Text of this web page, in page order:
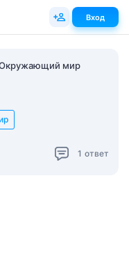
мир
1 ответ
Вход